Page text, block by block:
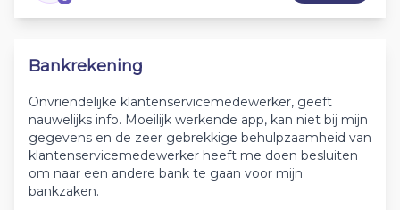
Bankrekening
Onvriendelijke klantenservicemedewerker, geeft
nauwelijks info. Moeilijk werkende app, kan niet bij mijn
gegevens en de zeer gebrekkige behulpzaamheid van
klantenservicemedewerker heeft me doen besluiten
om naar een andere bank te gaan voor mijn
bankzaken.